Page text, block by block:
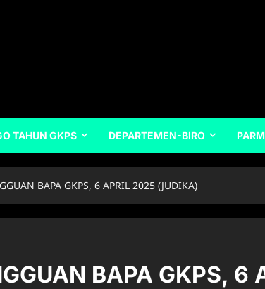
TAHUN GKPS DEPARTEMEN-BIRO
BAPA GKPS, 6 APRIL 2025 (JUDIKA)
BAPA GKPS, 6